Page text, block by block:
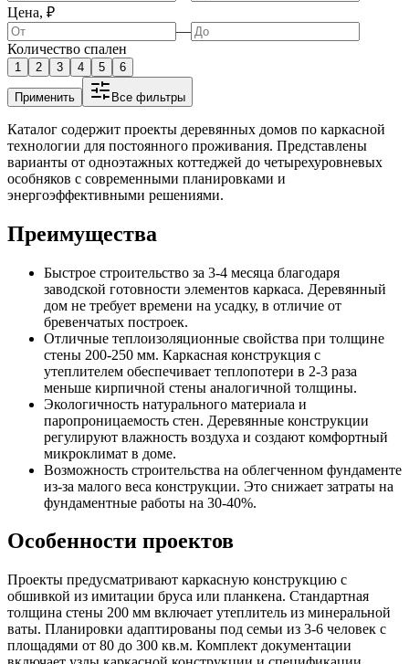
Цена, ₽
—
Количество спален
1 2 3 4 5 6
Применить Все фильтры
Каталог содержит проекты деревянных домов по каркасной
технологии для постоянного проживания. Представлены
варианты от одноэтажных коттеджей до четырехуровневых
особняков с современными планировками и
энергоэффективными решениями.
Преимущества
Быстрое строительство за 3-4 месяца благодаря
заводской готовности элементов каркаса. Деревянный
дом не требует времени на усадку, в отличие от
бревенчатых построек.
Отличные теплоизоляционные свойства при толщине
стены 200-250 мм. Каркасная конструкция с
утеплителем обеспечивает теплопотери в 2-3 раза
меньше кирпичной стены аналогичной толщины.
Экологичность натурального материала и
паропроницаемость стен. Деревянные конструкции
регулируют влажность воздуха и создают комфортный
микроклимат в доме.
Возможность строительства на облегченном фундаменте
из-за малого веса конструкции. Это снижает затраты на
фундаментные работы на 30-40%.
Особенности проектов
Проекты предусматривают каркасную конструкцию с
обшивкой из имитации бруса или планкена. Стандартная
толщина стены 200 мм включает утеплитель из минеральной
ваты. Планировки адаптированы под семьи из 3-6 человек с
площадями от 80 до 300 кв.м. Комплект документации